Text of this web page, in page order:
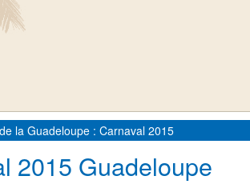
la Guadeloupe : Carnaval 2015
2015 Guadeloupe